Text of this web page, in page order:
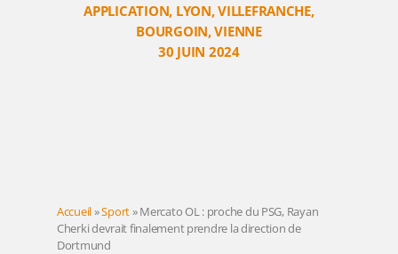
APPLICATION, LYON,VILLEFRANCHE,
BOURGOIN,VIENNE
30 JUIN 2024
Accueil»Sport»Mercato OL : proche du PSG, Rayan
Cherki devrait finalement prendre la direction de
Dortmund